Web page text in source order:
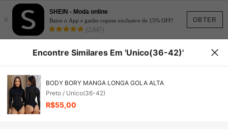
OBTER
×
SHEIN - Moda online
Baixe o App e ganhe cupom exclusivo de 15% OFF!
(2,847)
Encontre Similares Em 'Unico(36-42)'
BODY BORY MANGA LONGA GOLA ALTA
Preto / Unico(36-42)
R$55,00